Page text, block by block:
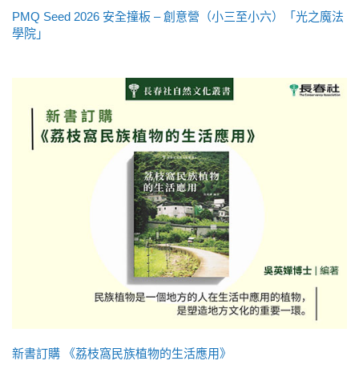
PMQ Seed 2026 安全撞板 – 創意營（小三至小六）「光之魔法
學院」
新書訂購 《荔枝窩民族植物的生活應用》